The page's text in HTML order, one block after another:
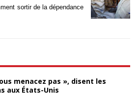
sortir de la dépendance
menacez pas », disent les
aux États-Unis